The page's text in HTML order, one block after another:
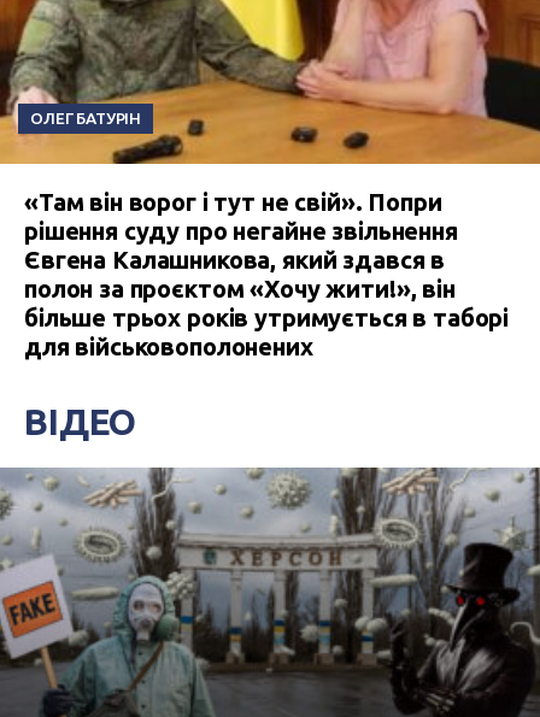
ОЛЕГ БАТУРІН
«Там він ворог і тут не свій». Попри
рішення суду про негайне звільнення
Євгена Калашникова, який здався в
полон за проєктом «Хочу жити!», він
більше трьох років утримується в таборі
для військовополонених
ВІДЕО